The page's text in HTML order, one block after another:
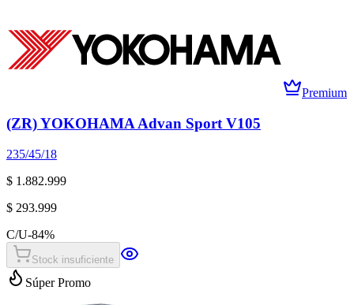
Premium
(ZR) YOKOHAMA Advan Sport V105
235/45/18
$ 1.882.999
$ 293.999
C/U-84%
Stock insuficiente
Súper Promo